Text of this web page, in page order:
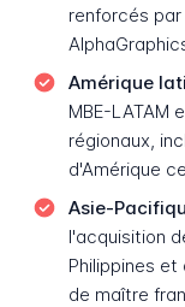
renforcés
Amérique
MBE-LATAM
régionaux,
d'Amérique
Asie-
l'acquisition
Philippines
de maître